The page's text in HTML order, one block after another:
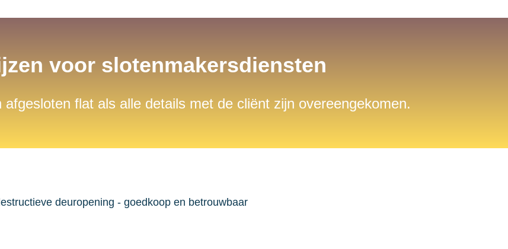
voor slotenmakersdiensten
flat als alle details met de cliënt zijn overeengekomen.
deuropening - goedkoop en betrouwbaar